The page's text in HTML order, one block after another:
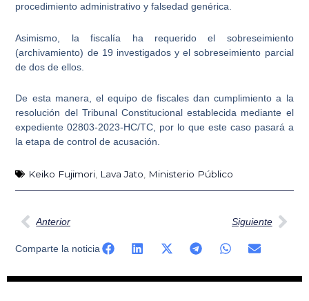
procedimiento administrativo y falsedad genérica.
Asimismo, la fiscalía ha requerido el sobreseimiento
(archivamiento) de 19 investigadosy el sobreseimiento parcial
de dos de ellos.
De esta manera, el equipo de fiscales dan cumplimiento a la
resolución del Tribunal Constitucional establecida mediante el
expediente 02803-2023-HC/TC, por lo que este caso pasará a
la etapa de control de acusación.
Keiko Fujimori Lava Jato Ministerio Público
Ant
Anterior Siguiente
Comparte la noticia